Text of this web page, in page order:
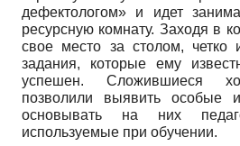
дефектологом» и идет
ресурсную комнату. Заходя в
свое место за столом, четко
задания, которые ему
успешен. Сложившиеся
позволили выявить особые
основывать на них
используемые при обучении.